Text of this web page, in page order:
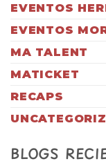
EVENTOS
EVENTOS
MA TALENT
MATICKET
RECAPS
BLOGS